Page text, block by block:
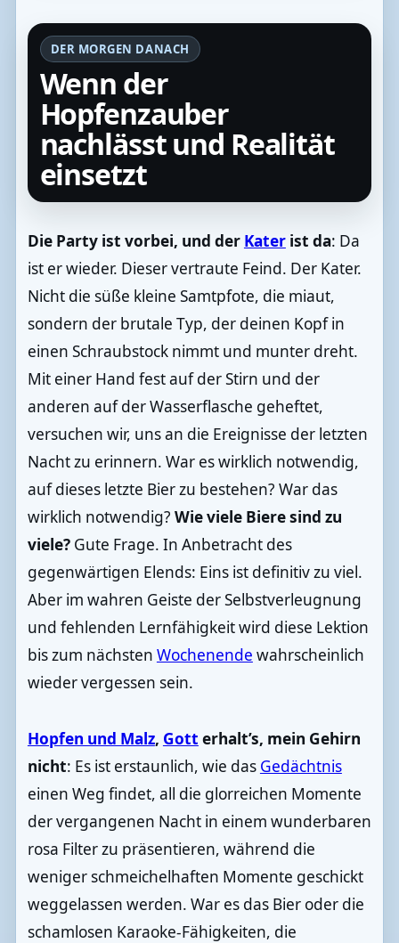
DER MORGEN DANACH
Wenn der
Hopfenzauber
nachlässt und Realität
einsetzt
Die Party ist vorbei, und der Katerist da: Da
ist er wieder. Dieser vertraute Feind. Der Kater.
Nicht die süße kleine Samtpfote, die miaut,
sondern der brutale Typ, der deinen Kopf in
einen Schraubstock nimmt und munter dreht.
Mit einer Hand fest auf der Stirn und der
anderen auf der Wasserflasche geheftet,
versuchen wir, uns an die Ereignisse der letzten
Nacht zu erinnern. War es wirklich notwendig,
auf dieses letzte Bier zu bestehen? War das
wirklich notwendig? Wie viele Biere sind zu
viele? Gute Frage. In Anbetracht des
gegenwärtigen Elends: Eins ist definitiv zu viel.
Aber im wahren Geiste der Selbstverleugnung
und fehlenden Lernfähigkeit wird diese Lektion
bis zum nächsten Wochenende wahrscheinlich
wieder vergessen sein.
Hopfen und Malz, Gott erhalt’s, mein Gehirn
nicht: Es ist erstaunlich, wie das Gedächtnis
einen Weg findet, all die glorreichen Momente
der vergangenen Nacht in einem wunderbaren
rosa Filter zu präsentieren, während die
weniger schmeichelhaften Momente geschickt
weggelassen werden. War es das Bier oder die
schamlosen Karaoke-Fähigkeiten, die